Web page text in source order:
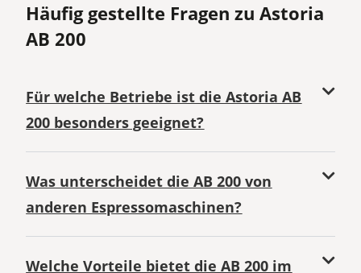
Häufig gestellte Fragen zu Astoria
AB 200
Für welche Betriebe ist die Astoria AB
200 besonders geeignet?
Was unterscheidet die AB 200 von
anderen Espressomaschinen?
Welche Vorteile bietet die AB 200 im